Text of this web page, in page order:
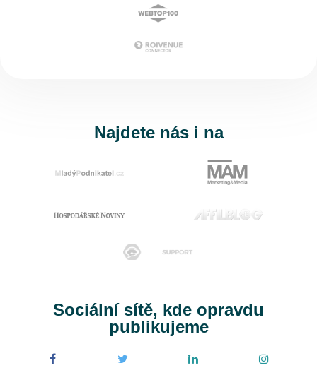
Najdete nás i na
Sociální sítě, kde opravdu
publikujeme